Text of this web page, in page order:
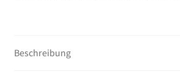
Beschreibung